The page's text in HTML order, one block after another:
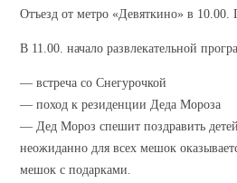
Отъезд от метро «Девяткино» в 10.00.
В 11.00. начало развлекательной
— встреча со Снегурочкой
— поход к резиденции Деда Мороза
— Дед Мороз спешит поздравить
неожиданно для всех мешок
мешок с подарками.